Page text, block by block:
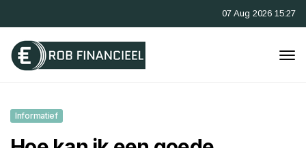
07 Aug 2026 15:27
Informatief